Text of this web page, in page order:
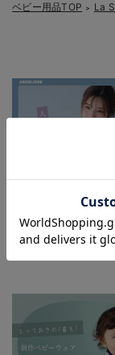
ベビー用品TOP ＞ La